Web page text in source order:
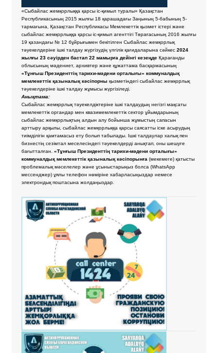
«Сыбайлас жемқорлыққа қарсы іс-қимыл туралы» Қазақстан
Республикасының 2015 жылғы 18 қарашадағы Заңының 5-бабының 5-
тармағына, Қазақстан Республикасы Мемлекеттік қызмет істері және
сыбайлас жемқорлыққа қарсы іс-қимыл агенттігі Төрағасының 2016 жылғы
19 қазандағы № 12 бұйрығымен бекітілген Сыбайлас жемқорлық
тәуекелдеріне ішкі талдау жүргізудің үлгілік қағидаларына сәйкес2024
жылғы 23 сәуірден бастап 22 мамырға дейінгі кезеңде Қарағанды
облысының мәдениет, архивтер және құжаттама басқармасының
«Тұнғыш Президенттің тарихи-мәдени орталығы» коммуналдық
мемлекеттік қазыналық кәсіпорны қызметіндегі сыбайлас жемқорлық
тәуекелдеріне ішкі талдау жұмысы жүргізіледі.
Анықтама:
Сыбайлас жемқорлық тәуекелдіктеріне ішкі талдаудың негізгі мақсаты
мемлекеттік органдар мен квазимемлекеттік сектор ұйымдарының
сыбайлас жемқорлықтың алдын алу бойынша жұмыстың сапасын
арттыру арқылы, сыбайлас жемқорлыққа қарсы саясатты іске асырудың
тиімділігін қамтамасыз ету болып табылады. Ішкі талдаулар халық пен
бизнестің сезімтал меселесіндегі тәуекелдерді анықтап, оны шешуге
бағытталған. «Тұнғыш Президенттің тарихи-мәдени орталығы»
коммуналдық мемлекеттік қазыналық кәсіпорынға (мекемеге) қатысты
проблемалық мәселелер және ұсыныстарыңыз болса (WhatsApp
мессенджер) ұялы телефон нөміріне хабарласыңыздар немесе
электрондық поштасына жолдаңыздар.